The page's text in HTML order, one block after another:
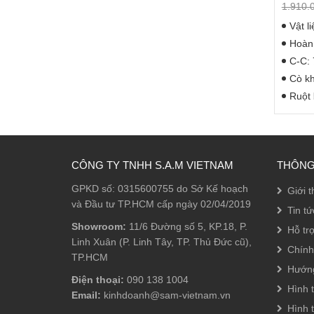
Vật
C-C:
Cò
Ruột
CÔNG TY TNHH S.A.M VIETNAM
GPKD số: 0315600755 do Sở Kế hoạch
và Đầu tư TP.HCM cấp ngày 02/04/2019
Showroom: 11/6 Đường số 5, KP.18, P.
Linh Xuân (P. Linh Tây, TP. Thủ Đức cũ),
TP.HCM
Điện thoại: 090 138 1004
Email: kinhdoanh@sam-vietnam.vn
Giới
Tin
Hỗ
Hình
Hình